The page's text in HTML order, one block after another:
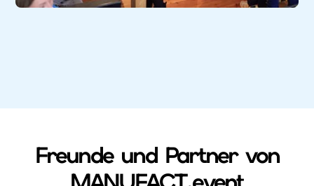
Freunde und Partner von